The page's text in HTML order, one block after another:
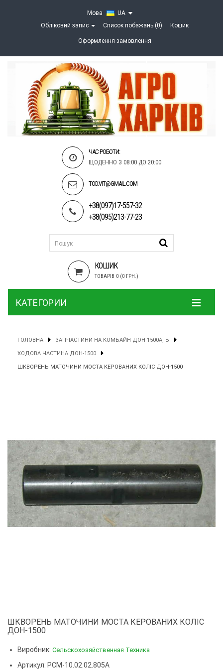
Мова
UA
Обліковий запис
Список побажань (0) Кошик
Оформлення замовлення
ЧАС РОБОТИ:
ЩОДЕННО З 08:00 ДО 20:00
TOD.VIT@GMAIL.COM
+38(097)17-557-32
+38(095)213-77-23
КОШИК
ТОВАРІВ 0 (0 ГРН.)
КАТЕГОРИИ
ГОЛОВНА ЗАПЧАСТИНИ НА КОМБАЙН ДОН-1500А, Б
ХОДОВА ЧАСТИНА ДОН-1500
ШКВОРЕНЬ МАТОЧИНИ МОСТА КЕРОВАНИХ КОЛІС ДОН-1500
ШКВОРЕНЬ МАТОЧИНИ МОСТА КЕРОВАНИХ КОЛІС
ДОН-1500
Виробник: Сельскохозяйственная Техника
Артикул: РСМ-10.02.02.805А